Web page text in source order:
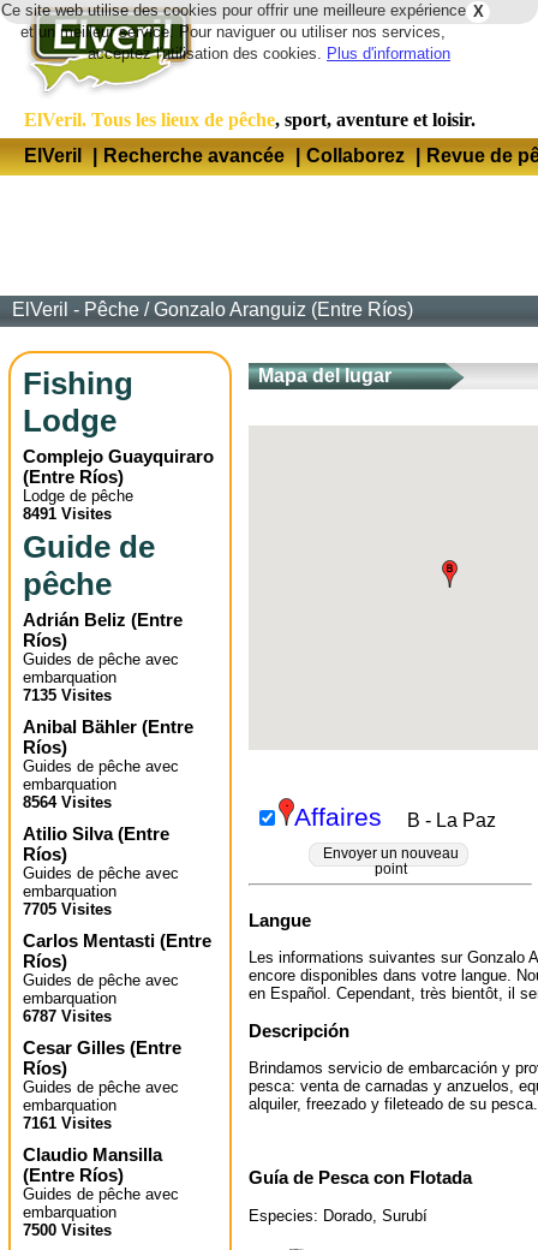
X
Ce site web utilise des cookies pour offrir une meilleure expérience
et un meilleur service. Pour naviguer ou utiliser nos services,
acceptez l'utilisation des cookies. Plus d'information
ElVeril. Tous les lieux de pêche, sport, aventure et loisir.
ElVeril
| Recherche avancée | Collaborez | Revue de
ElVeril - Pêche /Gonzalo Aranguiz (Entre Ríos)
Fishing
Lodge
Complejo Guayquiraro
(Entre Ríos)
Lodge de pêche
8491 Visites
Guide de
pêche
Adrián Beliz (Entre
Ríos)
Guides de pêche avec
embarquation
7135 Visites
Anibal Bähler (Entre
Ríos)
Guides de pêche avec
embarquation
8564 Visites
Atilio Silva(Entre
Ríos)
Guides de pêche avec
embarquation
7705 Visites
Carlos Mentasti (Entre
Ríos)
Guides de pêche avec
embarquation
6787 Visites
Cesar Gilles (Entre
Ríos)
Guides de pêche avec
embarquation
7161 Visites
Claudio Mansilla
(Entre Ríos)
Guides de pêche avec
embarquation
7500 Visites
Mapa del lugar
Affaires B - La Paz
Envoyer un nouveau
point
Langue
Les informations suivantes sur Gonzalo
encore disponibles dans votre langue.
en Español. Cependant, très bientôt, il
Descripción
Brindamos servicio de embarcación y
pesca: venta de carnadas y anzuelos,
alquiler, freezado y fileteado de su pesca.
Guía de Pesca con Flotada
Especies: Dorado, Surubí